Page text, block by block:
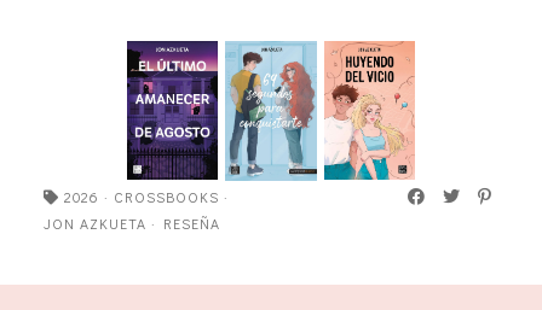
2026 · CROSSBOOKS ·
JON AZKUETA · RESEÑA